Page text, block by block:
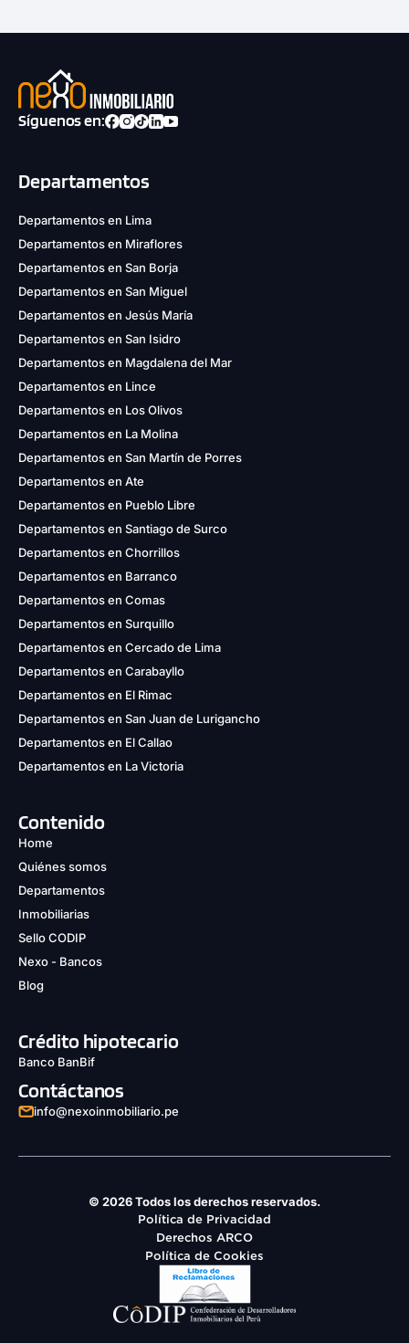
Síguenos en:
Departamentos
Departamentos en Lima
Departamentos en Miraflores
Departamentos en San Borja
Departamentos en San Miguel
Departamentos en Jesús María
Departamentos en San Isidro
Departamentos en Magdalena del Mar
Departamentos en Lince
Departamentos en Los Olivos
Departamentos en La Molina
Departamentos en San Martín de Porres
Departamentos en Ate
Departamentos en Pueblo Libre
Departamentos en Santiago de Surco
Departamentos en Chorrillos
Departamentos en Barranco
Departamentos en Comas
Departamentos en Surquillo
Departamentos en Cercado de Lima
Departamentos en Carabayllo
Departamentos en El Rimac
Departamentos en San Juan de Lurigancho
Departamentos en El Callao
Departamentos en La Victoria
Contenido
Home
Quiénes somos
Departamentos
Inmobiliarias
Sello CODIP
Nexo - Bancos
Blog
Crédito hipotecario
Banco BanBif
Contáctanos
info@nexoinmobiliario.pe
© 2026 Todos los derechos reservados.
Política de Privacidad
Derechos ARCO
Política de Cookies